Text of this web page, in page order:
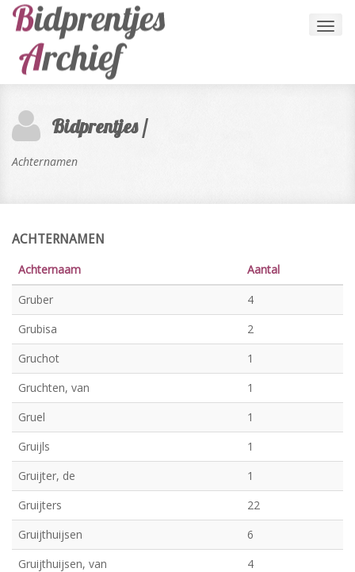
Bidprentjes /
Achternamen
ACHTERNAMEN
Achternaam
Aantal
Gruber
4
Grubisa
2
Gruchot
1
Gruchten, van
1
Gruel
1
Gruijls
1
Gruijter, de
1
Gruijters
22
Gruijthuijsen
6
Gruijthuijsen, van
4